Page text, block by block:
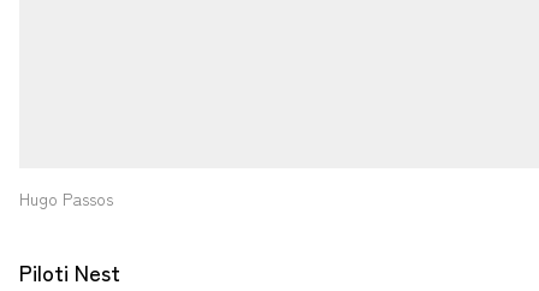
Hugo Passos
Piloti Nest